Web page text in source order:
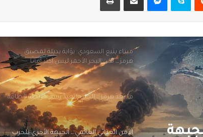
ما بَعدَ هرمز… الخليج يُعيدُ رَسمَ خريطةِ الطاقة
الأمن الغذائي العالمي… الجبهة الأخرى للحرب
من الغاز إلى الجغرافيا السياسية… ماذا يُغيّرُ